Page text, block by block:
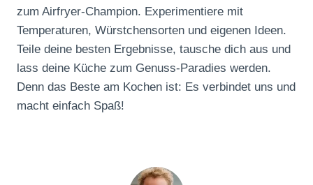
zum Airfryer-Champion. Experimentiere mit
Temperaturen, Würstchensorten und eigenen Ideen.
Teile deine besten Ergebnisse, tausche dich aus und
lass deine Küche zum Genuss-Paradies werden.
Denn das Beste am Kochen ist: Es verbindet uns und
macht einfach Spaß!